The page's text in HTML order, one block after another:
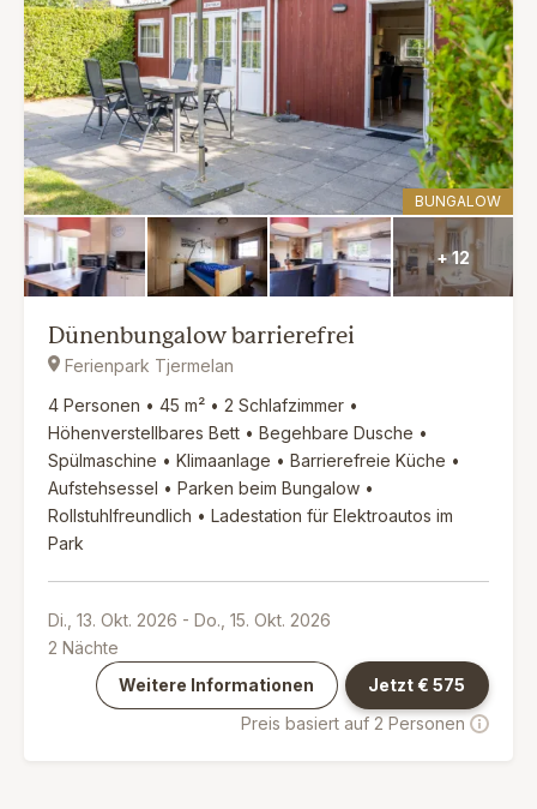
BUNGALOW
+ 12
Dünenbungalow barrierefrei
Ferienpark Tjermelan
4 Personen • 45 m² • 2 Schlafzimmer •
Höhenverstellbares Bett • Begehbare Dusche •
Spülmaschine • Klimaanlage • Barrierefreie Küche •
Aufstehsessel • Parken beim Bungalow •
Rollstuhlfreundlich • Ladestation für Elektroautos im
Park
Di., 13. Okt. 2026 - Do., 15. Okt. 2026
2 Nächte
Weitere Informationen
Jetzt €575
Preis basiert auf 2 Personen